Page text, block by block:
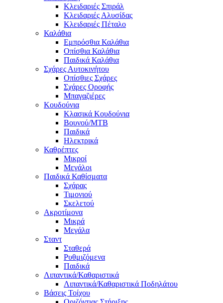
Κλειδαριές Σπιράλ
Κλειδαριές Αλυσίδας
Κλειδαριές Πέταλο
Καλάθια
Εμπρόσθια Καλάθια
Οπίσθια Καλάθια
Παιδικά Καλάθια
Σχάρες Αυτοκινήτου
Οπίσθιες Σχάρες
Σχάρες Οροφής
Μπαγαζιέρες
Κουδούνια
Κλασικά Κουδούνια
Βουνού/MTB
Παιδικά
Ηλεκτρικά
Καθρέπτες
Μικροί
Μεγάλοι
Παιδικά Καθίσματα
Σχάρας
Τιμονιού
Σκελετού
Ακροτίμονα
Μικρά
Μεγάλα
Σταντ
Σταθερά
Ρυθμιζόμενα
Παιδικά
Λιπαντικά/Καθαριστικά
Λιπαντικά/Καθαριστικά Ποδηλάτου
Βάσεις Τοίχου